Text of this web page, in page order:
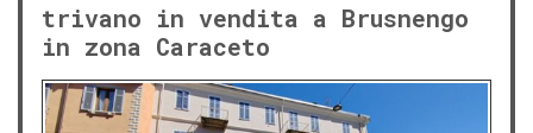
trivano in vendita a Brusnengo
in zona Caraceto